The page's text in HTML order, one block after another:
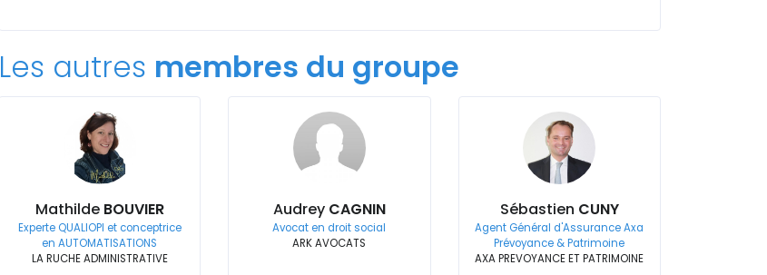
Les autres membres du groupe
Mathilde BOUVIER
Experte QUALIOPI et conceptrice
en AUTOMATISATIONS
LA RUCHE ADMINISTRATIVE
Audrey CAGNIN
Avocat en droit social
ARK AVOCATS
Sébastien CUNY
Agent Général d'Assurance Axa
Prévoyance & Patrimoine
AXA PREVOYANCE ET PATRIMOINE